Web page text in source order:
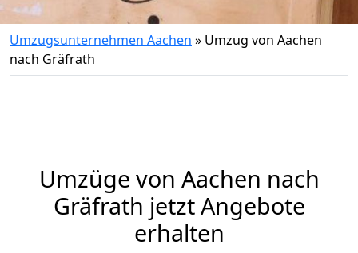
Umzugsunternehmen Aachen » Umzug von Aachen
nach Gräfrath
Umzüge von Aachen nach
Gräfrath jetzt Angebote
erhalten